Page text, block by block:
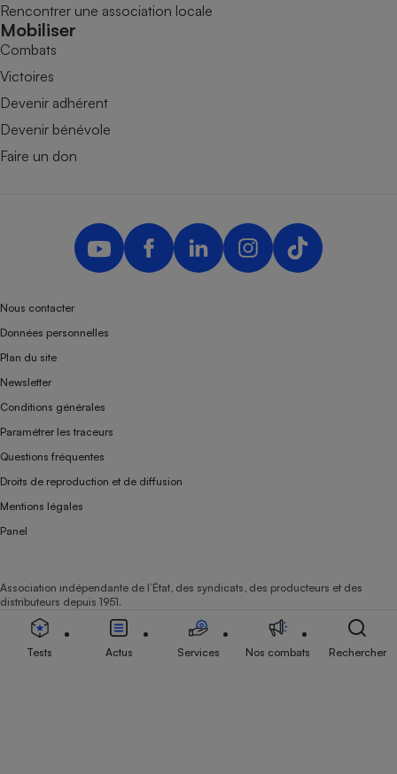
Rencontrer une association locale
Mobiliser
Combats
Victoires
Devenir adhérent
Devenir bénévole
Faire un don
Nous contacter
Données personnelles
Plan du site
Newsletter
Conditions générales
Paramétrer les traceurs
Questions fréquentes
Droits de reproduction et de diffusion
Mentions légales
Panel
Association indépendante de l’État, des syndicats, des producteurs et des
distributeurs depuis 1951.
Tests Actus Services Nos combats Rechercher